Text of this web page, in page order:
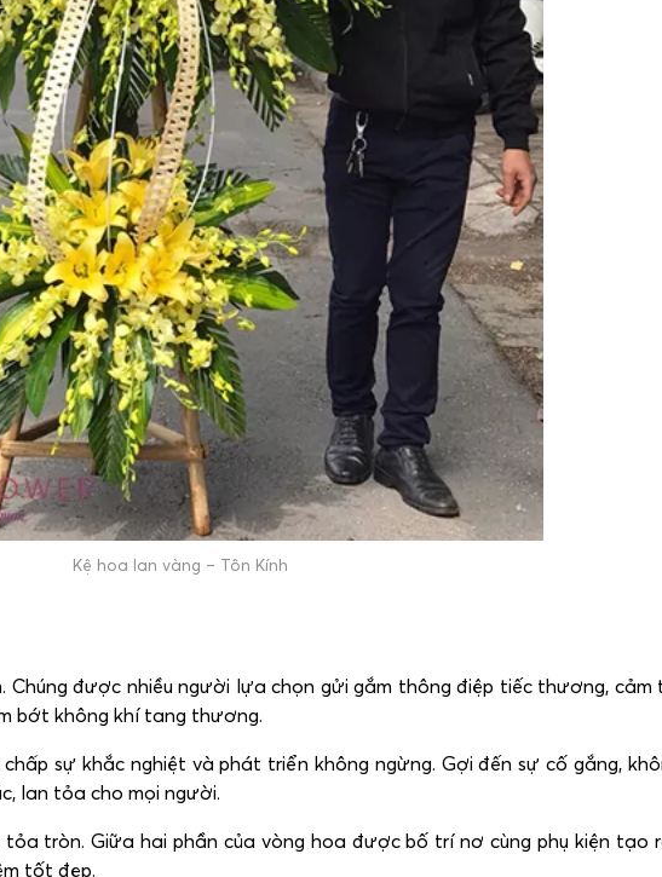
Kệ hoa lan vàng – Tôn Kính
Chúng được nhiều người lựa chọn gửi gắm thông điệp tiếc thương, cảm
bớt không khí tang thương.
sự khắc nghiệt và phát triển không ngừng. Gợi đến sự cố gắng,
lan tỏa cho mọi người.
tròn. Giữa hai phần của vòng hoa được bố trí nơ cùng phụ kiện tạo
tốt đẹp.